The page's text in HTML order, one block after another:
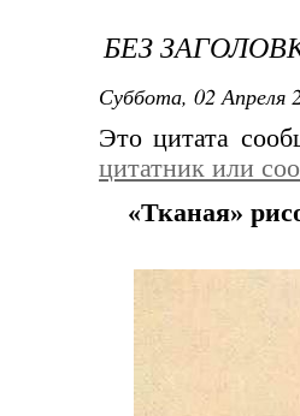
БЕЗ
Суббота, 02 Апреля
Это цитата
цитатник или
«Тканая»